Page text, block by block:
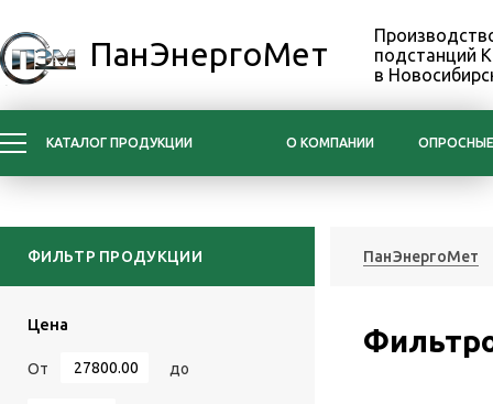
ПанЭнергоМет
подстанций
в
КАТАЛОГ ПРОДУКЦИИ О КОМПАНИИ
ФИЛЬТР ПРОДУКЦИИ
Цена
От до
ПанЭнергоМет